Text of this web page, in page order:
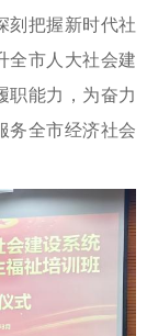
刻把握新时代社
全市人大社会建
职能力，为奋力
务全市经济社会